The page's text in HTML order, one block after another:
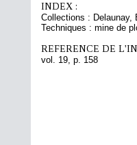
INDEX :
Collections : Delaunay,
Techniques : mine de
REFERENCE DE
vol. 19, p. 158